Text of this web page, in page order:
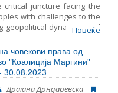
на владеење
juncture facing the
with challenges to the
dynamics and
Recent proposals
expert group and the
to bolster enforcement
decision-making
rule of law breaches
a consensus on these
Повеќе
човекови права од
"Коалиција Маргини"
30.08.2023
Драгана Дрндаревска